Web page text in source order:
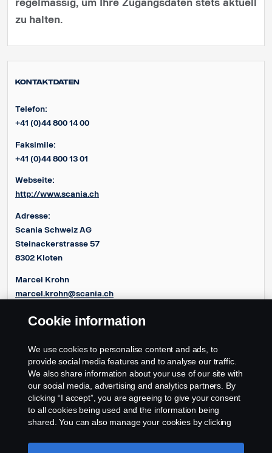
regelmässig, um Ihre Zugangsdaten stets aktuell
zu halten.
Kontaktdaten
Telefon:
+41 (0)44 800 14 00
Faksimile:
+41 (0)44 800 13 01
Webseite:
http://www.scania.ch
Adresse:
Scania Schweiz AG
Steinackerstrasse 57
8302 Kloten
Marcel Krohn
marcel.krohn@scania.ch
+41 (0) 44 800 13 70
Cookie information
We use cookies to personalise content and ads, to
provide social media features and to analyse our traffic.
We also share information about your use of our site with
our social media, advertising and analytics partners. By
clicking “I accept”, you are agreeing to give your consent
to all cookies being used and the information being
shared. You can also manage your cookies by clicking
like to accept. For a more detailed explanation of how we